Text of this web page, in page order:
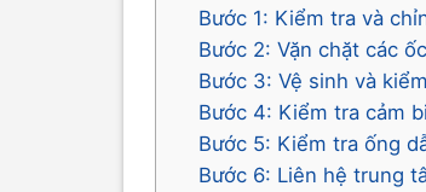
Bước 1: Kiểm tra và
Bước 2: Vặn chặt các
Bước 3: Vệ sinh và
Bước 4: Kiểm tra cảm
Bước 5: Kiểm tra ống
Bước 6: Liên hệ trung